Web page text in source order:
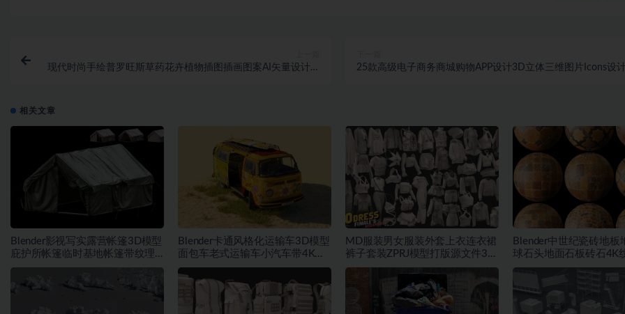
现代时尚手绘普罗旺斯草药花卉植物插图插画图案AI矢量设计素
25款高级电子商务商城购物APP设计3D立体三维图片Icons设
相关文章
Blender影视写实露营帐篷3D模型
庇护所帐篷临时基地帐篷带纹理
贴图
Blender卡通风格化运输车3D模型
面包车老式运输车小汽车带4K纹
理
MD服装男女服装外套上衣连衣裙
裤子套装ZPRJ模型打版源文件3D
服装
Blender中世纪瓷砖地板
球石头地面石板砖石4K